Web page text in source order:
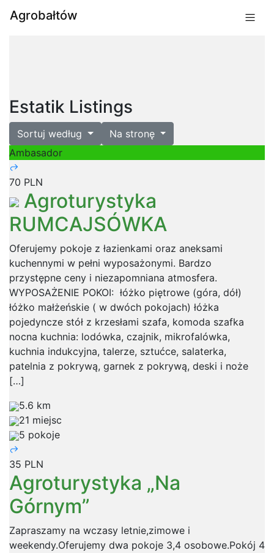
Agrobałtów
Estatik Listings
Sortuj według
Na stronę
Ambasador
70 PLN
Agroturystyka
RUMCAJSÓWKA
Oferujemy pokoje z łazienkami oraz aneksami
kuchennymi w pełni wyposażonymi. Bardzo
przystępne ceny i niezapomniana atmosfera.
WYPOSAŻENIE POKOI: łóżko piętrowe (góra, dół)
łóżko małżeńskie ( w dwóch pokojach) łóżka
pojedyncze stół z krzesłami szafa, komoda szafka
nocna kuchnia: lodówka, czajnik, mikrofalówka,
kuchnia indukcyjna, talerze, sztućce, salaterka,
patelnia z pokrywą, garnek z pokrywą, deski i noże
[…]
5.6 km
21 miejsc
5 pokoje
35 PLN
Agroturystyka „Na
Górnym”
Zapraszamy na wczasy letnie,zimowe i
weekendy.Oferujemy dwa pokoje 3,4 osobowe.Pokój 4